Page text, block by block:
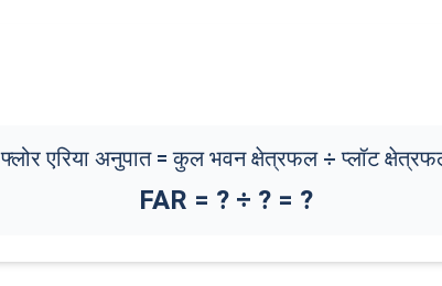
फ्लोर एरिया अनुपात = कुल भवन क्षेत्रफल ÷ प्लॉट
FAR = ? ÷ ? = ?